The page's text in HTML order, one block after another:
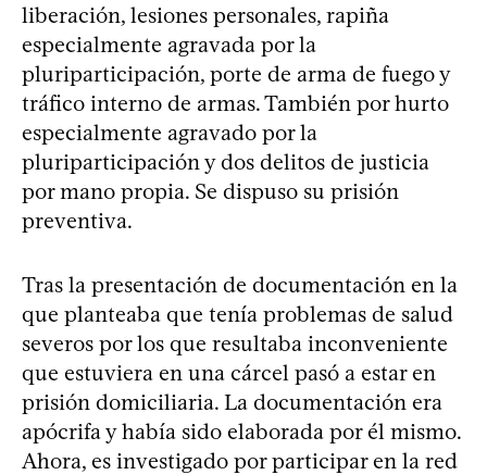
liberación, lesiones personales, rapiña
especialmente agravada por la
pluriparticipación, porte de arma de fuego y
tráfico interno de armas. También por hurto
especialmente agravado por la
pluriparticipación y dos delitos de justicia
por mano propia. Se dispuso su prisión
preventiva.
Tras la presentación de documentación en la
que planteaba que tenía problemas de salud
severos por los que resultaba inconveniente
que estuviera en una cárcel pasó a estar en
prisión domiciliaria. La documentación era
apócrifa y había sido elaborada por él mismo.
Ahora, es investigado por participar en la red